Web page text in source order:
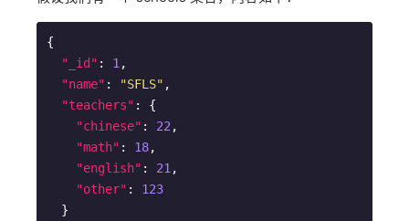
{
"_id" : 1 ,
"name" : "SFLS" ,
"teachers" : {
"chinese" : 22 ,
"math" : 18,
"english" : 21 ,
"other" : 123